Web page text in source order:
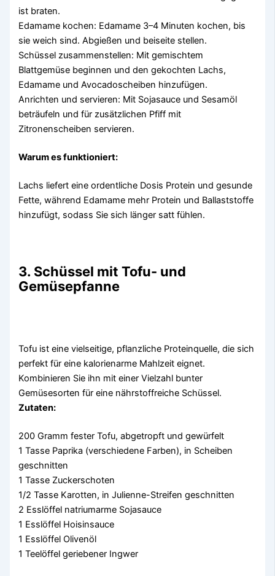
ist braten.
Edamame kochen: Edamame 3–4 Minuten kochen, bis
sie weich sind. Abgießen und beiseite stellen.
Schüssel zusammenstellen: Mit gemischtem
Blattgemüse beginnen und den gekochten Lachs,
Edamame und Avocadoscheiben hinzufügen.
Anrichten und servieren: Mit Sojasauce und Sesamöl
beträufeln und für zusätzlichen Pfiff mit
Zitronenscheiben servieren.
Warum es funktioniert:
Lachs liefert eine ordentliche Dosis Protein und gesunde
Fette, während Edamame mehr Protein und Ballaststoffe
hinzufügt, sodass Sie sich länger satt fühlen.
3. Schüssel mit Tofu- und
Gemüsepfanne
Tofu ist eine vielseitige, pflanzliche Proteinquelle, die sich
perfekt für eine kalorienarme Mahlzeit eignet.
Kombinieren Sie ihn mit einer Vielzahl bunter
Gemüsesorten für eine nährstoffreiche Schüssel.
Zutaten:
200 Gramm fester Tofu, abgetropft und gewürfelt
1 Tasse Paprika (verschiedene Farben), in Scheiben
geschnitten
1 Tasse Zuckerschoten
1/2 Tasse Karotten, in Julienne-Streifen geschnitten
2 Esslöffel natriumarme Sojasauce
1 Esslöffel Hoisinsauce
1 Esslöffel Olivenöl
1 Teelöffel geriebener Ingwer